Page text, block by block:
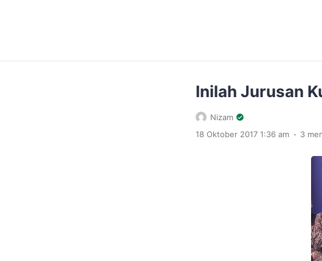
Inilah Jurusan
Nizam
18 Oktober 2017 1:36 am . 3